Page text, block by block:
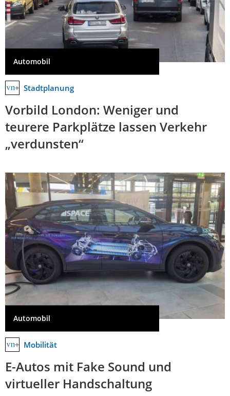
Automobil
Stadtplanung
Vorbild London: Weniger und
teurere Parkplätze lassen Verkehr
„verdunsten“
Automobil
Mobilität
E-Autos mit Fake Sound und
virtueller Handschaltung